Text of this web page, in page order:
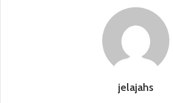
jelajahs